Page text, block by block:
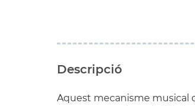
Descripció
Aquest mecanisme musical